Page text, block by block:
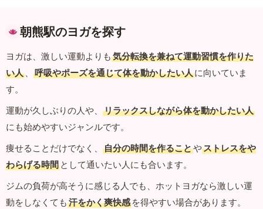
朝熊駅のヨガを探す
ヨガは、激しい運動よりも 気分転換を兼ねて運動習慣を作りた
い人 、 呼吸やポーズを通じて体を動かしたい人に向いていま
す。
運動が久しぶりの人や、
リラックスしながら体を動かしたい人
にも始めやすいジャンルです。
痩せることだけでなく、
自分の時間を作ることやストレスをや
わらげる時間 として通いたい人にも合います。
ジムの負荷が高そうに感じる人でも、ホットヨガなら激しい運
動をしなくても 汗をかく爽快感 を得やすい場合があります。